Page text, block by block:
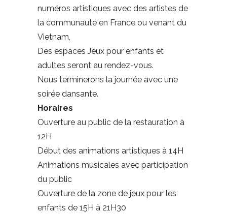
numéros artistiques avec des artistes de
la communauté en France ou venant du
Vietnam,
Des espaces Jeux pour enfants et
adultes seront au rendez-vous.
Nous terminerons la journée avec une
soirée dansante.
Horaires
Ouverture au public de la restauration à
12H
Début des animations artistiques à 14H
Animations musicales avec participation
du public
Ouverture de la zone de jeux pour les
enfants de 15H à 21H30